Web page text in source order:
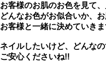
お客様のお肌のお色を見て
どんなお色がお似合いか、お
お客様と一緒に決めていきま
ネイルしたいけど、どんな
ご安心くださいね!!